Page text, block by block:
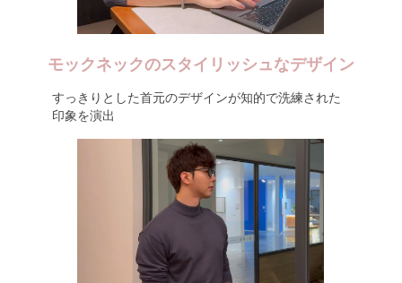
モックネックのスタイリッシュなデザイン
すっきりとした首元のデザインが知的で洗練された
印象を演出